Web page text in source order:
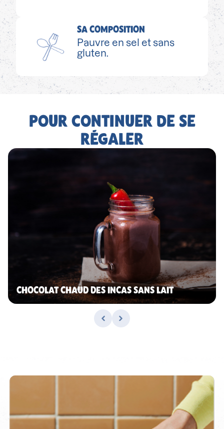
SA COMPOSITION
Pauvre en sel et sans
gluten.
POUR CONTINUER DE SE
RÉGALER
CHOCOLAT CHAUD DES INCAS SANS LAIT